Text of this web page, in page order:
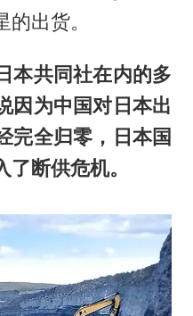
出货。
本共同社在内的多
因为中国对日本出
完全归零，日本国
断供危机。